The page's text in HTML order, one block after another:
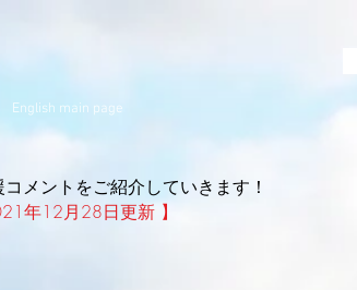
English main page
コメントをご紹介していきます！
年12月28日更新 】